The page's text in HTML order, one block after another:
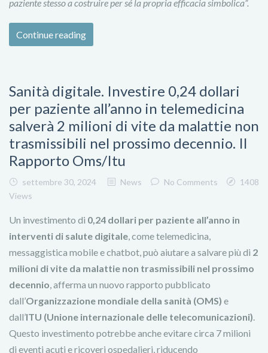
paziente stesso a costruire per sé la propria efficacia simbolica”.
Continue reading
Sanità digitale. Investire 0,24 dollari
per paziente all’anno in telemedicina
salverà 2 milioni di vite da malattie non
trasmissibili nel prossimo decennio. Il
Rapporto Oms/Itu
settembre 30, 2024 News No Comments
1408
Views
Un investimento di 0,24 dollari per paziente all’anno in
interventi di salute digitale, come telemedicina,
messaggistica mobile e chatbot, può aiutare a salvare più di 2
milioni di vite da malattie non trasmissibili nel prossimo
decennio, afferma un nuovo rapporto pubblicato
dall’Organizzazione mondiale della sanità (OMS) e
dall’ITU (Unione internazionale delle telecomunicazioni).
Questo investimento potrebbe anche evitare circa 7 milioni
di eventi acuti e ricoveri ospedalieri, riducendo